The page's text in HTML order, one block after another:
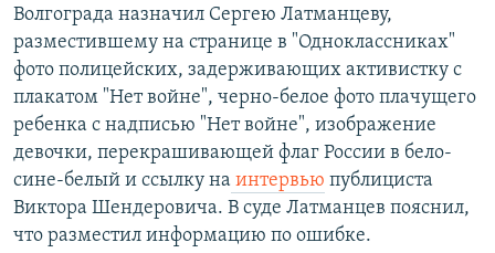
Волгограда назначил Сергею Латманцеву,
разместившему на странице в "Одноклассниках"
фото полицейских, задерживающих активистку с
плакатом "Нет войне", черно-белое фото плачущего
ребенка с надписью "Нет войне", изображение
девочки, перекрашивающей флаг России в бело-
сине-белый и ссылку на интервью публициста
Виктора Шендеровича. В суде Латманцев пояснил,
что разместил информацию по ошибке.